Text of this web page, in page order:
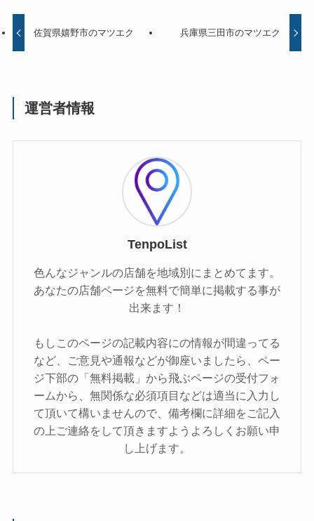
佐賀県嬉野市のマツエク 兵庫県三田市のマツエク
運営者情報
TenpoList
色んなジャンルの店舗を地域別にまとめてます。
あなたの店舗ページを無料で簡単に掲載する事が
出来ます！
もしこのページの記載内容にの情報が間違ってる
など、ご意見や通報などが御座いましたら、ペー
ジ下部の「無料掲載」から飛ぶページの受付フォ
ームから、無関係な必須項目などは適当に入力し
て頂いて構いませんので、備考欄に詳細をご記入
の上ご連絡をして頂きますようよろしくお願い申
し上げます。